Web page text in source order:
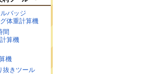
バッジ
体重計算機
間
算機
機
抜きツール